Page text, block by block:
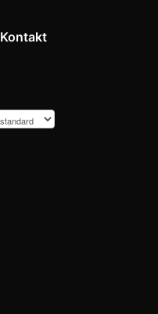
Kontakt